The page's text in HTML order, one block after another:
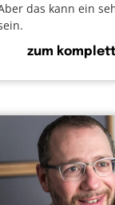
das kann ein
zum